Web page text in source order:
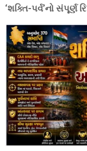
‘શક્તિ-પર્વ’નો સંપૂર્ણ